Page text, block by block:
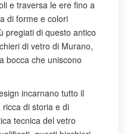
e traversa le ere fino a
di forme e colori
pregiati di questo antico
di vetro di Murano,
bocca che uniscono
incarnano tutto il
ricca di storia e di
tecnica del vetro